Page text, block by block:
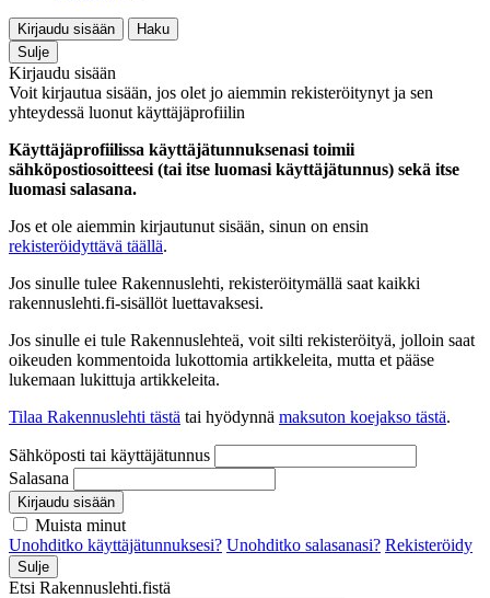
Kirjaudu sisään
Haku
Sulje
Kirjaudu sisään
Voit kirjautua sisään, jos olet jo aiemmin rekisteröitynyt ja sen
yhteydessä luonut käyttäjäprofiilin
Käyttäjäprofiilissa käyttäjätunnuksenasi toimii
sähköpostiosoitteesi (tai itse luomasi käyttäjätunnus) sekä itse
luomasi salasana.
Jos et ole aiemmin kirjautunut sisään, sinun on ensin
rekisteröidyttävä täällä.
Jos sinulle tulee Rakennuslehti, rekisteröitymällä saat kaikki
rakennuslehti.fi-sisällöt luettavaksesi.
Jos sinulle ei tule Rakennuslehteä, voit silti rekisteröityä, jolloin saat
oikeuden kommentoida lukottomia artikkeleita, mutta et pääse
lukemaan lukittuja artikkeleita.
Tilaa Rakennuslehti tästä tai hyödynnä maksuton koejakso tästä.
Sähköposti tai käyttäjätunnus
Salasana
Kirjaudu sisään
Muista minut
Unohditko käyttäjätunnuksesi? Unohditko salasanasi? Rekisteröidy
Sulje
Etsi Rakennuslehti.fistä